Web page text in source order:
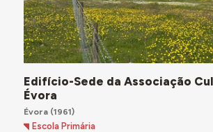
Edifício-Sede da Associação
Évora
Évora(1961)
Escola Primária